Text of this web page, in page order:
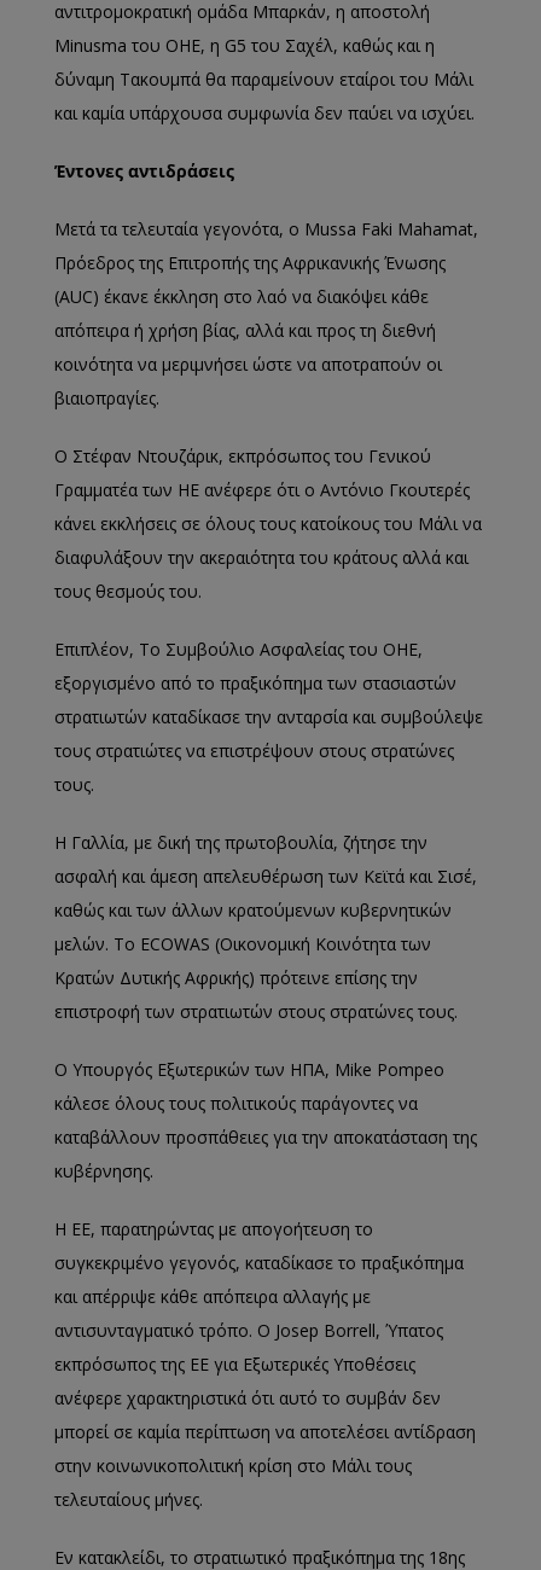
αντιτρομοκρατική ομάδα Μπαρκάν, η αποστολή
Minusma του ΟΗΕ, η G5 του Σαχέλ, καθώς και η
δύναμη Τακουμπά θα παραμείνουν εταίροι του Μάλι
και καμία υπάρχουσα συμφωνία δεν παύει να ισχύει.
Έντονες αντιδράσεις
Μετά τα τελευταία γεγονότα, ο Mussa Faki Mahamat,
Πρόεδρος της Επιτροπής της Αφρικανικής Ένωσης
(AUC) έκανε έκκληση στο λαό να διακόψει κάθε
απόπειρα ή χρήση βίας, αλλά και προς τη διεθνή
κοινότητα να μεριμνήσει ώστε να αποτραπούν οι
βιαιοπραγίες.
Ο Στέφαν Ντουζάρικ, εκπρόσωπος του Γενικού
Γραμματέα των ΗΕ ανέφερε ότι ο Αντόνιο Γκουτερές
κάνει εκκλήσεις σε όλους τους κατοίκους του Μάλι να
διαφυλάξουν την ακεραιότητα του κράτους αλλά και
τους θεσμούς του.
Επιπλέον, Το Συμβούλιο Ασφαλείας του ΟΗΕ,
εξοργισμένο από το πραξικόπημα των στασιαστών
στρατιωτών καταδίκασε την ανταρσία και συμβούλεψε
τους στρατιώτες να επιστρέψουν στους στρατώνες
τους.
Η Γαλλία, με δική της πρωτοβουλία, ζήτησε την
ασφαλή και άμεση απελευθέρωση των Κεϊτά και Σισέ,
καθώς και των άλλων κρατούμενων κυβερνητικών
μελών. Το ECOWAS (Οικονομική Κοινότητα των
Κρατών Δυτικής Αφρικής) πρότεινε επίσης την
επιστροφή των στρατιωτών στους στρατώνες τους.
Ο Υπουργός Εξωτερικών των ΗΠΑ, Mike Pompeo
κάλεσε όλους τους πολιτικούς παράγοντες να
καταβάλλουν προσπάθειες για την αποκατάσταση της
κυβέρνησης.
Η ΕΕ, παρατηρώντας με απογοήτευση το
συγκεκριμένο γεγονός, καταδίκασε το πραξικόπημα
και απέρριψε κάθε απόπειρα αλλαγής με
αντισυνταγματικό τρόπο. Ο Josep Borrell, Ύπατος
εκπρόσωπος της ΕΕ για Εξωτερικές Υποθέσεις
ανέφερε χαρακτηριστικά ότι αυτό το συμβάν δεν
μπορεί σε καμία περίπτωση να αποτελέσει αντίδραση
στην κοινωνικοπολιτική κρίση στο Μάλι τους
τελευταίους μήνες.
Εν κατακλείδι, το στρατιωτικό πραξικόπημα της 18ης